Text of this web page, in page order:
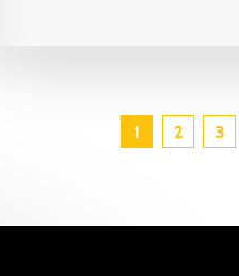
1 2 3